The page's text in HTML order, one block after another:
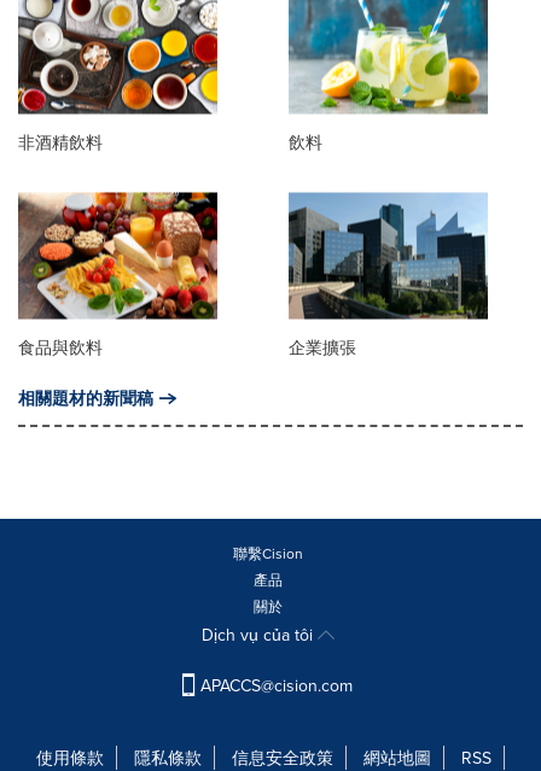
非酒精飲料 飲料
食品與飲料 企業擴張
相關題材的新聞稿
聯繫Cision
產品
關於
Dịch vụ của tôi
APACCS@cision.com
使用條款 隱私條款 信息安全政策 網站地圖 RSS